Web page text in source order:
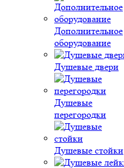
Дополнительное
оборудование
Душевые двери
Душевые
перегородки
Душевые стойки